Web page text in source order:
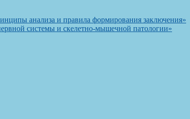
анализа и правила формирования заключения»
системы и скелетно-мышечной патологии»